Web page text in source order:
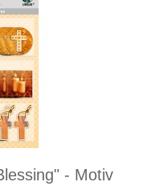
- Motiv